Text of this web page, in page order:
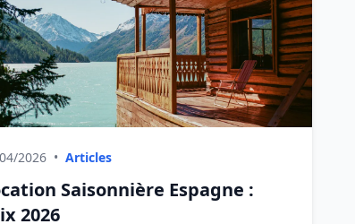
2026 • Articles
Saisonnière Espagne :
2026